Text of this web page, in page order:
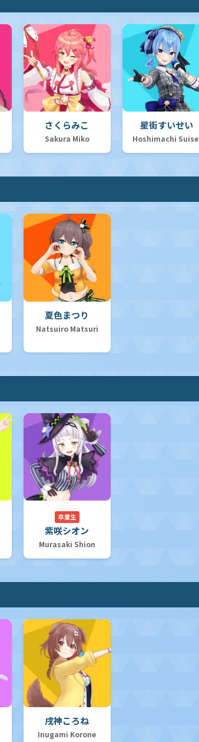
さくらみこ
Sakura Miko
星街すいせい
Hoshimachi
夏色まつり
Natsuiro Matsuri
卒業生
紫咲シオン
Murasaki Shion
戌神ころね
Inugami Korone